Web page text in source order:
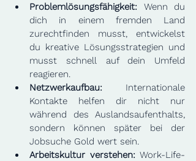
Problemlösungsfähigkeit: Wenn du
dich in einem fremden Land
zurechtfinden musst, entwickelst
du kreative Lösungsstrategien und
musst schnell auf dein Umfeld
reagieren.
Netzwerkaufbau: Internationale
Kontakte helfen dir nicht nur
während des Auslandsaufenthalts,
sondern können später bei der
Jobsuche Gold wert sein.
Arbeitskultur verstehen: Work-Life-